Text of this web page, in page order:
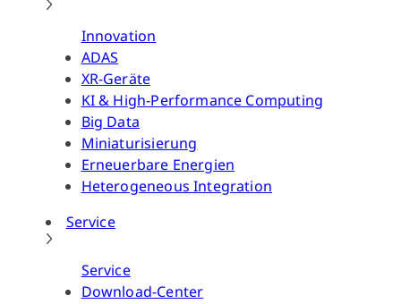
Innovation
ADAS
XR-Geräte
KI & High-Performance Computing
Big Data
Miniaturisierung
Erneuerbare Energien
Heterogeneous Integration
Service
Service
Download-Center